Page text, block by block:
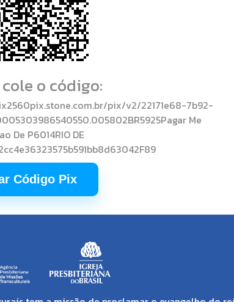
o código:
pix/v2/22171e68-7b92-
Me
De P6014RIO DE
Código Pix